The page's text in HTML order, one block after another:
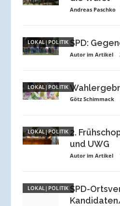
Andreas Paschko
LOKAL|POLITIK SPD:
Autor im Artikel
LOKAL|POLITIK
Götz Schimmack
LOKAL|POLITIK 2.
und UWG
Autor im Artikel
LOKAL|POLITIK SPD-